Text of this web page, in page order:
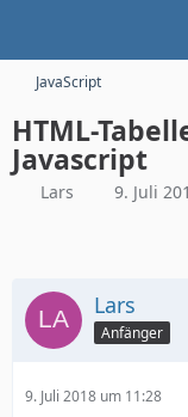
JavaScript
HTML-
Javascript
Lars 9. Juli
Lars
Anfänger
9. Juli 2018 um 11:28